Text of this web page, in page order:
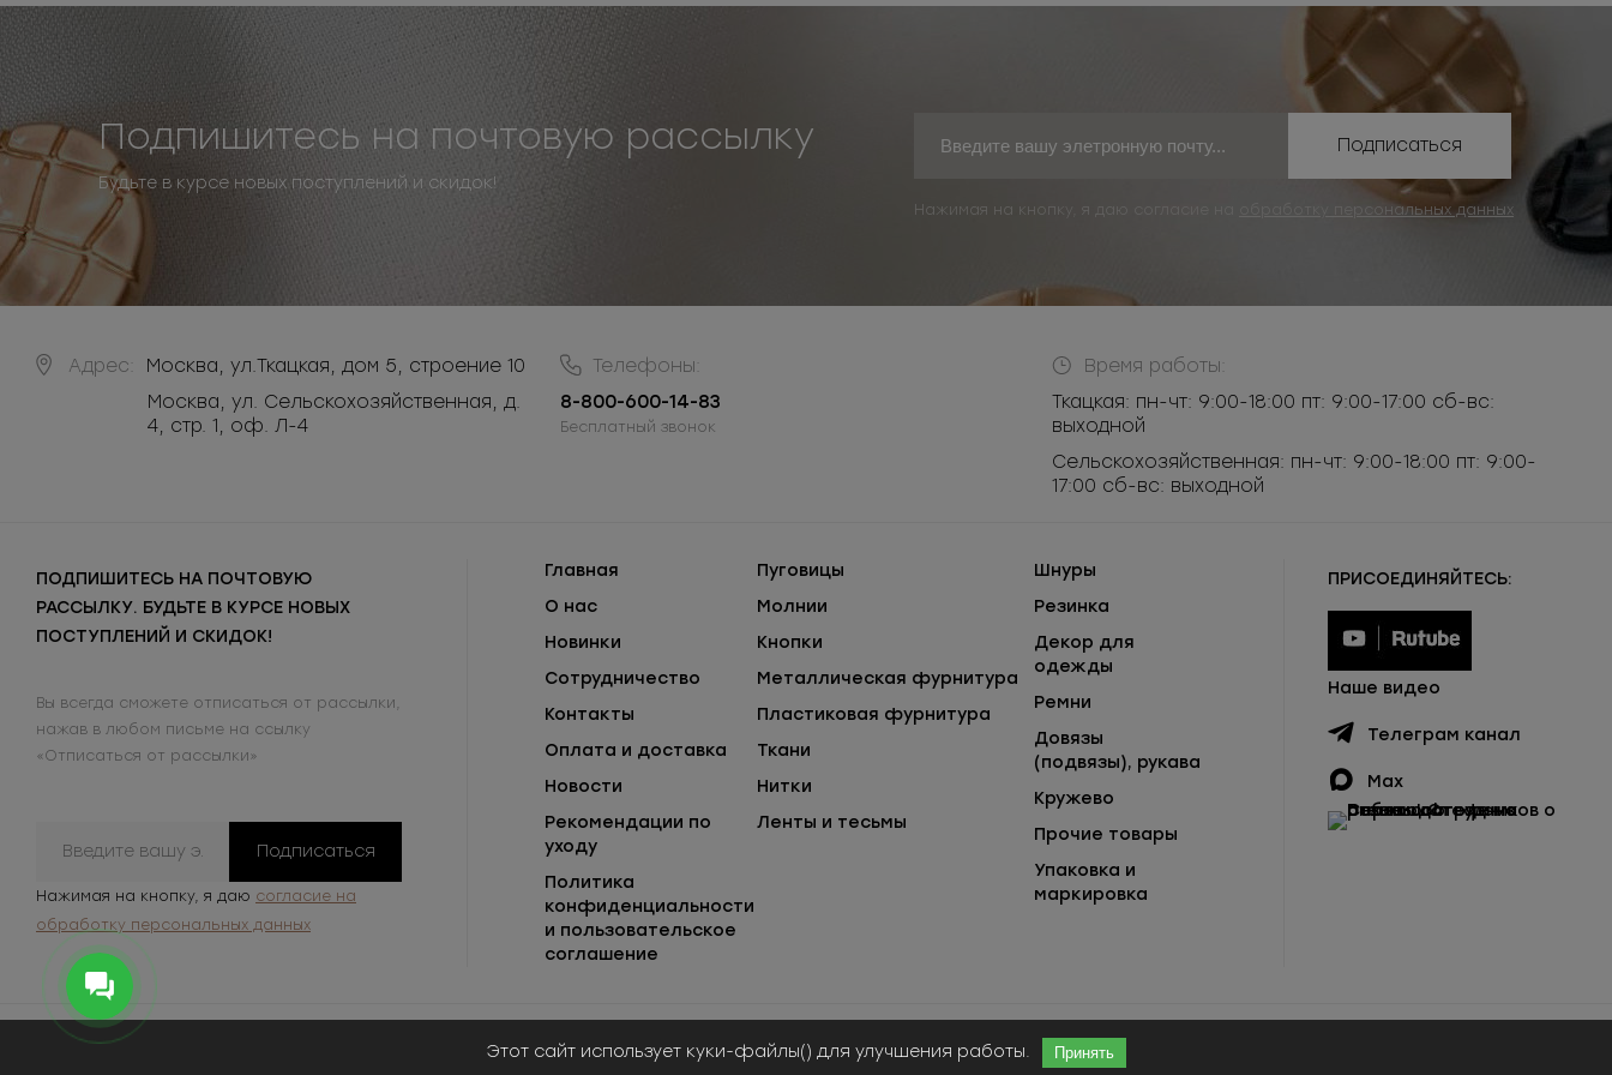
Подпишитесь на почтовую рассылку
Будьте в курсе новых поступлений и скидок!
Подписаться
Нажимая на кнопку, я даю согласие на обработку персональных данных
Адрес: Москва, ул.Ткацкая, дом 5, строение 10
Москва, ул. Сельскохозяйственная, д.
4, стр. 1, оф. Л-4
Телефоны:
8-800-600-14-83
Бесплатный звонок
Время работы:
Ткацкая: пн-чт: 9:00-18:00 пт: 9:00-17:00 сб-вс:
выходной
Сельскохозяйственная: пн-чт: 9:00-18:00 пт: 9:00-
17:00 сб-вс: выходной
ПОДПИШИТЕСЬ НА ПОЧТОВУЮ
РАССЫЛКУ. БУДЬТЕ В КУРСЕ НОВЫХ
ПОСТУПЛЕНИЙ И СКИДОК!
Вы всегда сможете отписаться от рассылки,
нажав в любом письме на ссылку
«Отписаться от рассылки»
Подписаться
Нажимая на кнопку, я даю согласие на
обработку персональных данных
Главная
О нас
Новинки
Сотрудничество
Контакты
Оплата и доставка
Новости
Рекомендации по
уходу
Политика
конфиденциальности
и пользовательское
соглашение
Пуговицы
Молнии
Кнопки
Металлическая фурнитура
Пластиковая фурнитура
Ткани
Нитки
Ленты и тесьмы
Шнуры
Резинка
Декор для
одежды
Ремни
Довязы
(подвязы), рукава
Кружево
Прочие товары
Упаковка и
маркировка
ПРИСОЕДИНЯЙТЕСЬ:
Наше видео
Телеграм канал
Max
Публичная оферта © ООО «Сержио Стефано», 2026
Этот сайт использует куки-файлы() для улучшения работы. Принять